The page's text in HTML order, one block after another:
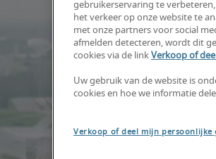
gebruikerservaring te
het verkeer op onze website te
met onze partners voor social
afmelden detecteren, wordt dit
cookies via de link Verkoop of
Uw gebruik van de website is
cookies en hoe we informatie
Verkoop of deel mijn persoonlijke